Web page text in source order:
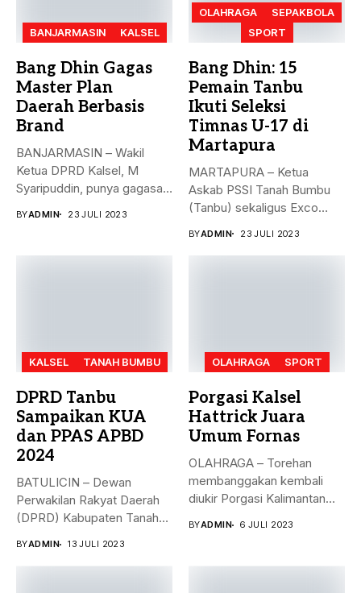
BANJARMASIN KALSEL
Bang Dhin Gagas
Master Plan
Daerah Berbasis
Brand
BANJARMASIN – Wakil
Ketua DPRD Kalsel, M
Syaripuddin, punya gagasan
BYADMIN 23 JULI 2023
OLAHRAGA
SEPAKBOLA
SPORT
Bang Dhin: 15
Pemain Tanbu
Ikuti Seleksi
Timnas U-17 di
Martapura
MARTAPURA – Ketua
Askab PSSI Tanah Bumbu
(Tanbu) sekaligus Exco
BYADMIN 23 JULI 2023
KALSEL TANAH BUMBU
DPRD Tanbu
Sampaikan KUA
dan PPAS APBD
2024
BATULICIN – Dewan
Perwakilan Rakyat Daerah
(DPRD) Kabupaten Tanah
BYADMIN 13 JULI 2023
OLAHRAGA SPORT
Porgasi Kalsel
Hattrick Juara
Umum Fornas
OLAHRAGA – Torehan
membanggakan kembali
diukir Porgasi Kalimantan
BYADMIN 6 JULI 2023